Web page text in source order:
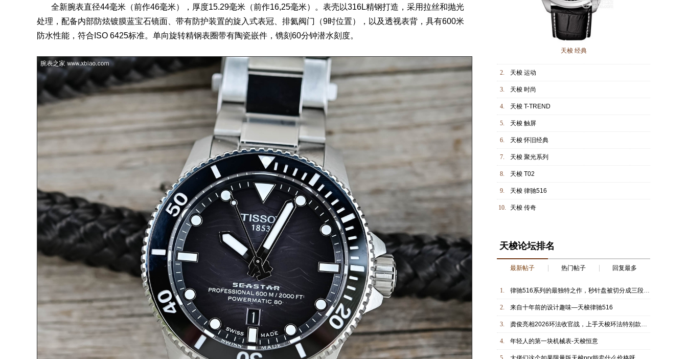
全新腕表直径44毫米（前作46毫米），厚度15.29毫米（前作16,25毫米）。表壳以316L精钢打造，采用拉丝和抛光
处理，配备内部防炫镀膜蓝宝石镜面、带有防护装置的旋入式表冠、排氦阀门（9时位置），以及透视表背，具有600米
防水性能，符合ISO 6425标准。单向旋转精钢表圈带有陶瓷嵌件，镌刻60分钟潜水刻度。
天梭 经典
2. 天梭 运动
3. 天梭 时尚
4. 天梭 T-TREND
5. 天梭 触屏
6. 天梭 怀旧经典
7. 天梭 聚光系列
8. 天梭 T02
9. 天梭 律驰516
10. 天梭 传奇
天梭论坛排名
最新帖子 热门帖子 回复最多
1. 律驰516系列的最独特之作，秒针盘被切分成三段的设计着实有趣
2. 来自十年前的设计趣味—天梭律驰516
3. 龚俊亮相2026环法收官战，上手天梭环法特别款腕表
4. 年轻人的第一块机械表-天梭恒意